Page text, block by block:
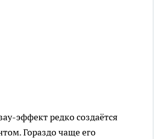
эффект редко создаётся
Гораздо чаще его